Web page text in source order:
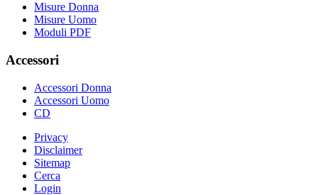
Misure Donna
Misure Uomo
Moduli PDF
Accessori
Accessori Donna
Accessori Uomo
CD
Privacy
Disclaimer
Sitemap
Cerca
Login